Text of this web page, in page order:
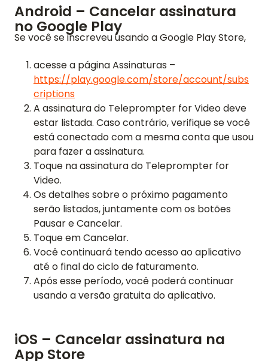
Android – Cancelar assinatura
no Google Play
Se você se inscreveu usando a Google Play Store,
acesse a página Assinaturas –
https://play.google.com/store/account/subs
criptions
A assinatura do Teleprompter for Video deve
estar listada. Caso contrário, verifique se você
está conectado com a mesma conta que usou
para fazer a assinatura.
Toque na assinatura do Teleprompter for
Video.
Os detalhes sobre o próximo pagamento
serão listados, juntamente com os botões
Pausar e Cancelar.
Toque em Cancelar.
Você continuará tendo acesso ao aplicativo
até o final do ciclo de faturamento.
Após esse período, você poderá continuar
usando a versão gratuita do aplicativo.
iOS – Cancelar assinatura na
App Store